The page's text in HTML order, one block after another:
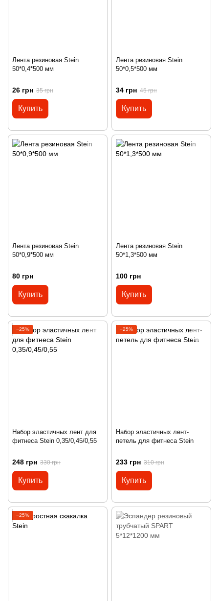
Лента резиновая Stein
50*0,4*500 мм
26 грн 35 грн
Купить
Лента резиновая Stein
50*0,5*500 мм
34 грн 45 грн
Купить
Лента резиновая Stein
50*0,9*500 мм
80 грн
Купить
Лента резиновая Stein
50*1,3*500 мм
100 грн
Купить
−25%
Набор эластичных лент для
фитнеса Stein 0,35/0,45/0,55
248 грн 330 грн
Купить
−25%
Набор эластичных лент-
петель для фитнеса Stein
233 грн 310 грн
Купить
−25%